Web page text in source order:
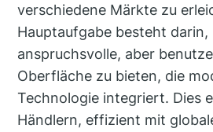
verschiedene Märkte zu
Hauptaufgabe besteht darin,
anspruchsvolle, aber
Oberfläche zu bieten, die
Technologie integriert. Dies
Händlern, effizient mit